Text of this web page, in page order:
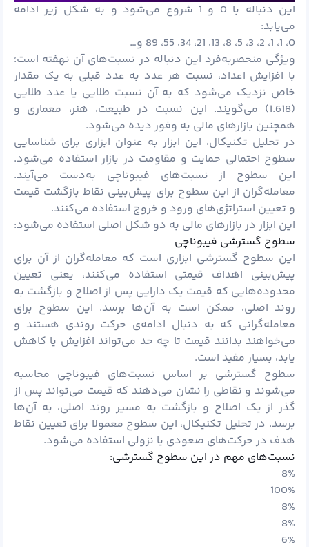
این دنباله با 0 و 1 شروع می‌شود و به شکل زیر ادامه
می‌یابد:
0، 1، 1، 2، 3، 5، 8، 13، 21، 34، 55، 89 و…
ویژگی منحصربه‌فرد این دنباله در نسبت‌های آن نهفته است؛
با افزایش اعداد، نسبت هر عدد به عدد قبلی به یک مقدار
خاص نزدیک می‌شود که به آن نسبت طلایی یا عدد طلایی
(1.618) می‌گویند. این نسبت در طبیعت، هنر، معماری و
همچنین بازارهای مالی به وفور دیده می‌شود.
در تحلیل تکنیکال، این ابزار به عنوان ابزاری برای شناسایی
سطوح احتمالی حمایت و مقاومت در بازار استفاده می‌شود.
این سطوح از نسبت‌های فیبوناچی به‌دست می‌آیند.
معامله‌گران از این سطوح برای پیش‌بینی نقاط بازگشت قیمت
و تعیین استراتژی‌های ورود و خروج استفاده می‌کنند.
این ابزار در بازارهای مالی به دو شکل اصلی استفاده می‌شود:
سطوح گسترشی فیبوناچی
این سطوح گسترشی ابزاری است که معامله‌گران از آن برای
پیش‌بینی اهداف قیمتی استفاده می‌کنند، یعنی تعیین
محدوده‌هایی که قیمت یک دارایی پس از اصلاح و بازگشت به
روند اصلی، ممکن است به آن‌ها برسد. این سطوح برای
معامله‌گرانی که به دنبال ادامه‌ی حرکت روندی هستند و
می‌خواهند بدانند قیمت تا چه حد می‌تواند افزایش یا کاهش
یابد، بسیار مفید است.
سطوح گسترشی بر اساس نسبت‌های فیبوناچی محاسبه
می‌شوند و نقاطی را نشان می‌دهند که قیمت می‌تواند پس از
گذر از یک اصلاح و بازگشت به مسیر روند اصلی، به آن‌ها
برسد. در تحلیل تکنیکال، این سطوح معمولا برای تعیین نقاط
هدف در حرکت‌های صعودی یا نزولی استفاده می‌شود.
نسبت‌های مهم در این سطوح گسترشی:
8%
100%
8%
8%
6%